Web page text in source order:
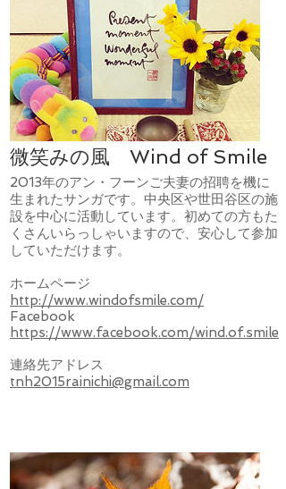
微笑みの風 Wind of Smile
2013年のアン・フーンご夫妻の招聘を機に
生まれたサンガです。中央区や世田谷区の施
設を中心に活動しています。初めての方もた
くさんいらっしゃいますので、安心して参加
していただけます。
ホームページ
http://www.windofsmile.com/
​Facebook
https://www.facebook.com/wind.of.smile
連絡先アドレス
tnh2015rainichi@gmail.com